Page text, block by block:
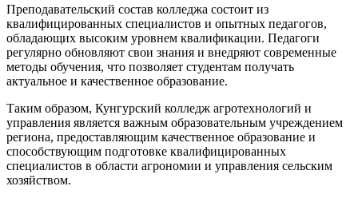
Преподавательский состав колледжа состоит из
квалифицированных специалистов и опытных педагогов,
обладающих высоким уровнем квалификации. Педагоги
регулярно обновляют свои знания и внедряют современные
методы обучения, что позволяет студентам получать
актуальное и качественное образование.
Таким образом, Кунгурский колледж агротехнологий и
управления является важным образовательным учреждением
региона, предоставляющим качественное образование и
способствующим подготовке квалифицированных
специалистов в области агрономии и управления сельским
хозяйством.